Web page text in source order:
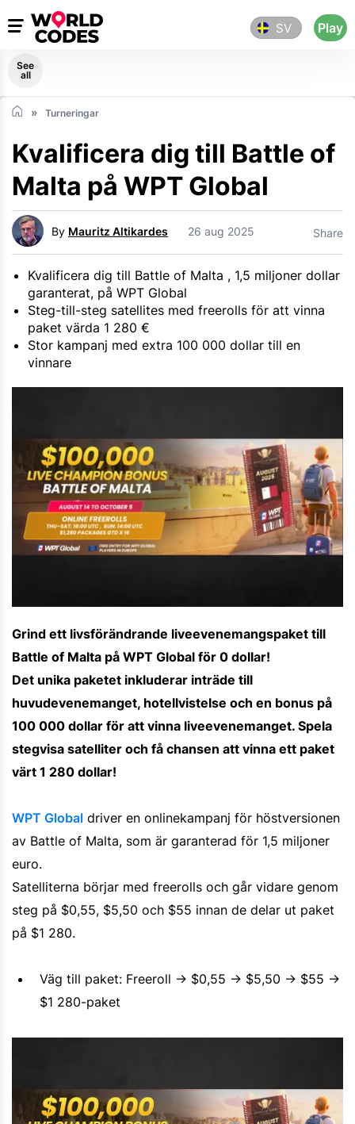
SV Play
See
all
Turneringar
Kvalificera dig till Battle of
Malta på WPT Global
By Mauritz Altikardes 26 aug 2025 Share
Kvalificera dig till Battle of Malta , 1,5 miljoner dollar
garanterat, på WPT Global
Steg-till-steg satellites med freerolls för att vinna
paket värda 1 280 €
Stor kampanj med extra 100 000 dollar till en
vinnare
Grind ett livsförändrande liveevenemangspaket till
Battle of Malta på WPT Global för 0 dollar!
Det unika paketet inkluderar inträde till
huvudevenemanget, hotellvistelse och en bonus på
100 000 dollar för att vinna liveevenemanget. Spela
stegvisa satelliter och få chansen att vinna ett paket
värt 1 280 dollar!
WPT Global driver en onlinekampanj för höstversionen
av Battle of Malta, som är garanterad för 1,5 miljoner
euro.
Satelliterna börjar med freerolls och går vidare genom
steg på $0,55, $5,50 och $55 innan de delar ut paket
på $1 280.
Väg till paket: Freeroll → $0,55 → $5,50 → $55 →
$1 280-paket